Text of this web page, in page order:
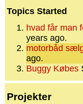
Topics Started
hvad får man
years ago.
motorbåd
ago.
Buggy Købes
Projekter